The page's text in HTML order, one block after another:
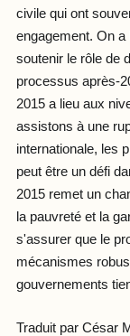
civile qui ont
engagement. On
soutenir le rôle de
processus après-
2015 a lieu aux
assistons à une
internationale, les
peut être un défi
2015 remet un
la pauvreté et la
s'assurer que le
mécanismes
gouvernements
Traduit par César